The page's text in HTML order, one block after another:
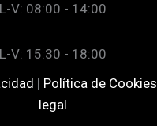
L-V: 08:00 - 14:00
L-V: 15:30 - 18:00
| Política de Cookies
legal